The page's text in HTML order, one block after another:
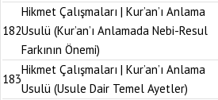
182
Hikmet Çalışmaları | Kur’an’ı Anlama
Usulü (Kur’an’ı Anlamada Nebi-Resul
Farkının Önemi)
183
Hikmet Çalışmaları | Kur’an’ı Anlama
Usulü (Usule Dair Temel Ayetler)